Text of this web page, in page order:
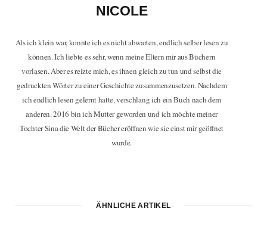
NICOLE
Als ich klein war, konnte ich es nicht abwarten, endlich selber lesen zu
können. Ich liebte es sehr, wenn meine Eltern mir aus Büchern
vorlasen. Aber es reizte mich, es ihnen gleich zu tun und selbst die
gedruckten Wörter zu einer Geschichte zusammenzusetzen. Nachdem
ich endlich lesen gelernt hatte, verschlang ich ein Buch nach dem
anderen. 2016 bin ich Mutter geworden und ich möchte meiner
Tochter Sina die Welt der Bücher eröffnen wie sie einst mir geöffnet
wurde.
ÄHNLICHE ARTIKEL